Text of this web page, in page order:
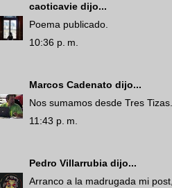
caoticavie dijo...
Poema publicado.
10:36 p. m.
Marcos Cadenato dijo...
Nos sumamos desde Tres Tizas.
11:43 p. m.
Pedro Villarrubia dijo...
Arranco a la madrugada mi post,